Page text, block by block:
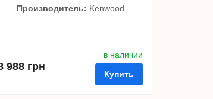
Производитель: Kenwood
988 грн
в наличии
Купить